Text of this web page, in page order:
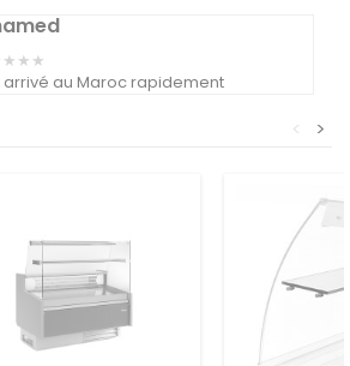
arrivé au Maroc rapidement
>
<